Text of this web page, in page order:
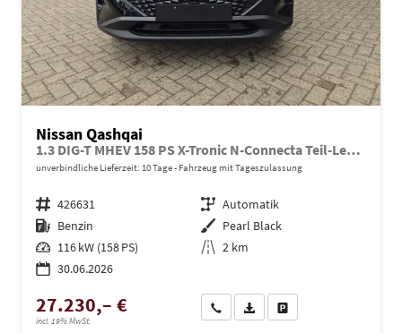
Nissan Qashqai
1.3 DIG-T MHEV 158 PS X-Tronic N-Connecta Teil-Leder PanoGlasdach Klimaautomatik Sitzheizung Lenkradheizung Navi ACC PDC v+h 360°Kamera DAB Bluetooth Touchscreen Apple CarPlay Android Auto 18"LM
unverbindliche Lieferzeit: 10 Tage Fahrzeug mit Tageszulassung
Fahrzeugnr. 426631 Getriebe Automatik
Kraftstoff Benzin Außenfarbe Pearl Black
Leistung 116 kW (158 PS) Kilometerstand 2 km
30.06.2026
27.230,– €
incl. 19% MwSt.
Wir rufen Sie anPDF-Datei, Fahrzeugexposé